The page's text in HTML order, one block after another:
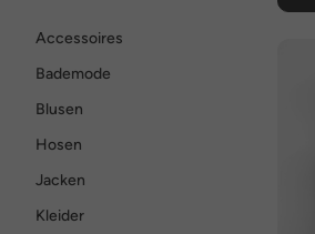
Accessoires
Bademode
Blusen
Hosen
Jacken
Kleider